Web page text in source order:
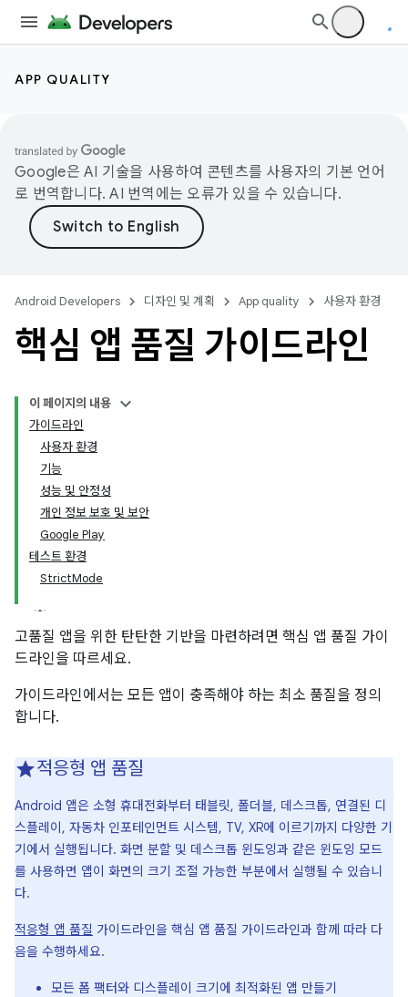
APP QUALITY
Google은 AI 기술을 사용하여 콘텐츠를 사용자의 기본 언어
로 번역합니다. AI 번역에는 오류가 있을 수 있습니다.
Android Developers 디자인 및 계획 App quality 사용자 환경
핵심 앱 품질 가이드라인
이 페이지의 내용
가이드라인
사용자 환경
기능
성능 및 안정성
개인 정보 보호 및 보안
Google Play
테스트 환경
StrictMode
고품질 앱을 위한 탄탄한 기반을 마련하려면 핵심 앱 품질 가이
드라인을 따르세요.
가이드라인에서는 모든 앱이 충족해야 하는 최소 품질을 정의
합니다.
적응형 앱 품질
Android 앱은 소형 휴대전화부터 태블릿, 폴더블, 데스크톱, 연결된 디
스플레이, 자동차 인포테인먼트 시스템, TV, XR에 이르기까지 다양한 기
기에서 실행됩니다. 화면 분할 및 데스크톱 윈도잉과 같은 윈도잉 모드
를 사용하면 앱이 화면의 크기 조절 가능한 부분에서 실행될 수 있습니
다.
적응형 앱 품질 가이드라인을 핵심 앱 품질 가이드라인과 함께 따라 다
음을 수행하세요.
모든 폼 팩터와 디스플레이 크기에 최적화된 앱 만들기